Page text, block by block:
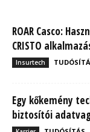
ROAR Casco:
CRISTO
Insurtech
Egy kőkemény
biztosítói